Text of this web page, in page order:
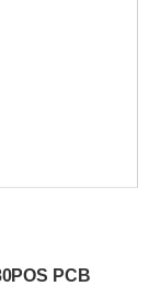
PCB